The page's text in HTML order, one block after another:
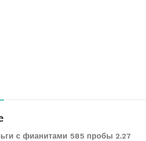
с фианитами 585 пробы 2.27